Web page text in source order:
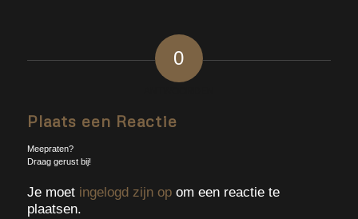
0
Plaats een Reactie
Meepraten?
Draag gerust bij!
Je moet ingelogd zijn opom een reactie te
plaatsen.